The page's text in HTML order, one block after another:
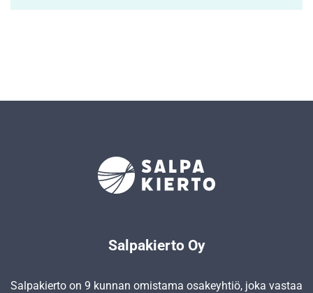
Salpakierto Oy
Salpakierto on 9 kunnan omistama osakeyhtiö, joka vastaa